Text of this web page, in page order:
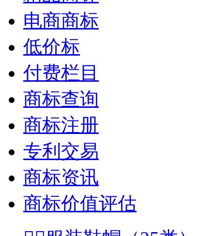
电商商标
低价标
付费栏目
商标查询
商标注册
专利交易
商标资讯
商标价值评估